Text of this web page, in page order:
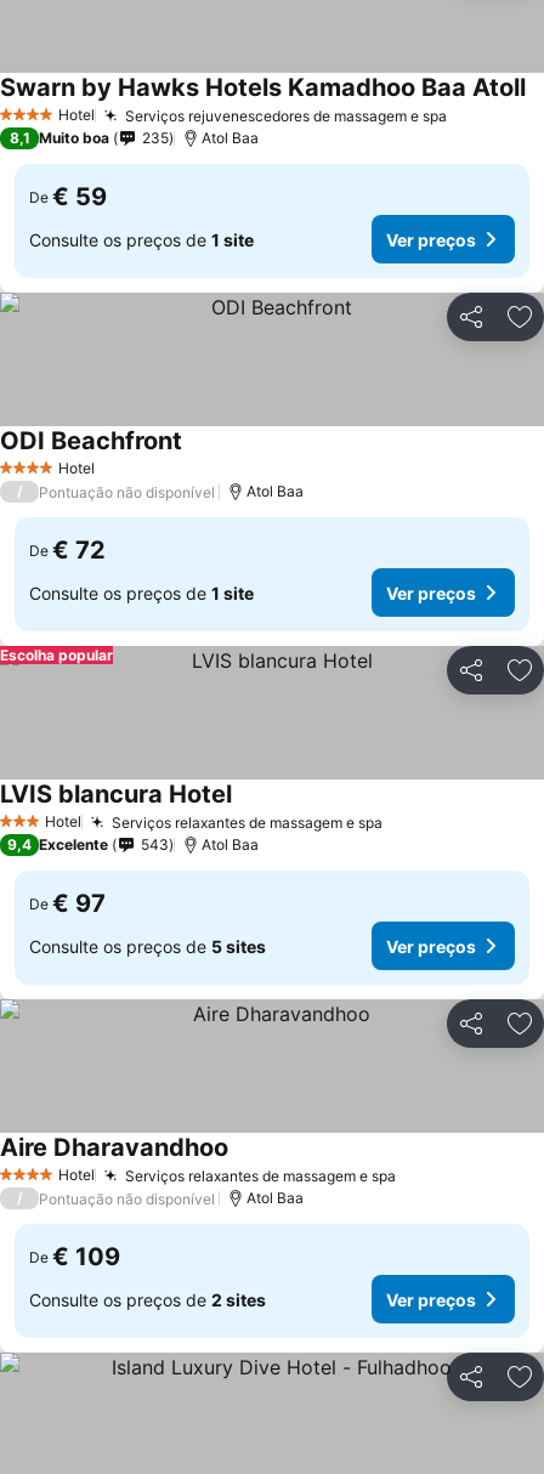
4 EstrelasHotel Serviços rejuvenescedores de massagem e spa
Swarn by Hawks Hotels Kamadhoo Baa Atoll
8,1 Muito boa 235 Atol Baa
De € 59
Consulte os preços de 1 site Ver preços
Partilhar
4 EstrelasHotel
ODI Beachfront
/ Pontuação não disponível Atol Baa
De € 72
Consulte os preços de 1 site Ver preços
Partilhar
Escolha popular
3 EstrelasHotel Serviços relaxantes de massagem e spa
LVIS blancura HotelVer preços
9,4 Excelente 543 Atol Baa
De € 97
Consulte os preços de 5 sites Ver preços
Partilhar
4 EstrelasHotel Serviços relaxantes de massagem e spa
Aire Dharavandhoo
/ Pontuação não disponível Atol Baa
De € 109
Consulte os preços de 2 sites Ver preços
Partilhar